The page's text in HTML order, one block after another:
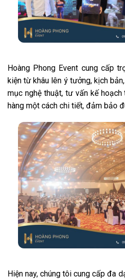
Hoàng Phong Event cung cấp
kiện từ khâu lên ý tưởng, kịch
mục nghệ thuật, tư vấn kế
hàng một cách chi tiết, đảm bảo
Hiện nay, chúng tôi cung cấp đa